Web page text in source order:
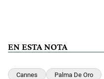
EN ESTA NOTA
Cannes Palma De Oro